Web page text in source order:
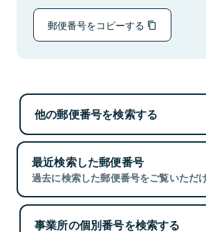
郵便番号をコピーする
他の郵便番号を検索する
最近検索した郵便番号
過去に検索した郵便番号をご覧いただけ
事業所の個別番号を検索する